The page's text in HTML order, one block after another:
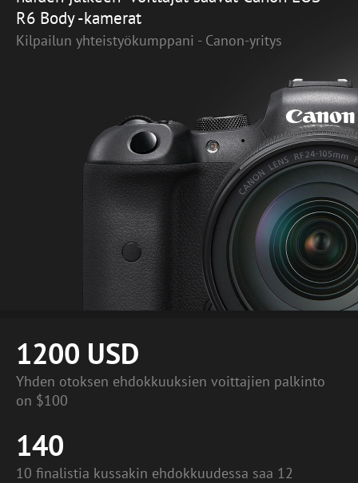
R6 Body -kamerat
Kilpailun yhteistyökumppani - Canon-yritys
1200 USD
Yhden otoksen ehdokkuuksien voittajien palkinto
on $100
140
10 finalistia kussakin ehdokkuudessa saa 12